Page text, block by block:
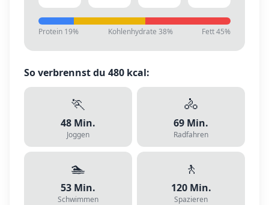
Protein 19% Kohlenhydrate 38% Fett45%
So verbrennst du 480 kcal:
🏃
48 Min.
Joggen
🚴
69 Min.
Radfahren
🏊
53 Min.
Schwimmen
🚶
120Min.
Spazieren